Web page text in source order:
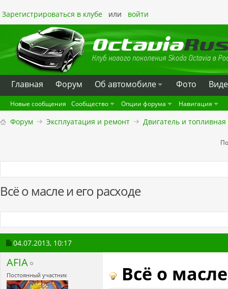
Зарегистрироваться в клубе или войти
Главная Форум Oб автомобиле Фото
Новые сообщения Сообщество Опции форума Навигация
Форум Эксплуатация и ремонт Двигатель и топливная
Всё о масле и его расходе
04.07.2013, 10:17
AFIA
Постоянный участник
Всё о